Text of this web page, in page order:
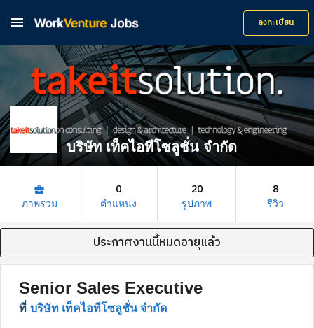
 ลงทะเบียน
บริษัท เท็คไอทีโซลูชั่น จำกัด
business_center
ภาพรวม
0
ตำแหน่ง
20
รูปภาพ
8
รีวิว
ประกาศงานนี้หมดอายุแล้ว
Senior Sales Executive
ที่ บริษัท เท็คไอทีโซลูชั่น จำกัด